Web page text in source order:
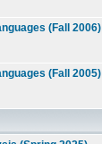
(Fall 2006)
(Fall 2005)